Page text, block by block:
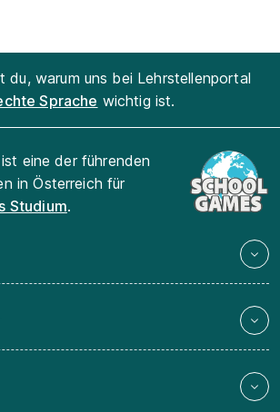
du, warum uns bei Lehrstellenportal
Sprache wichtig ist.
eine der führenden
in Österreich für
Studium.